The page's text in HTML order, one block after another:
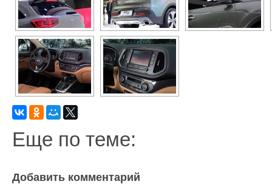
Еще по теме:
Добавить комментарий